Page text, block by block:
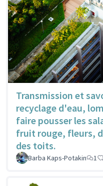
Transmission et
recyclage d'eau,
faire pousser les
fruit rouge, fleurs,
des toits.
Barba Kaps-Potakin 1